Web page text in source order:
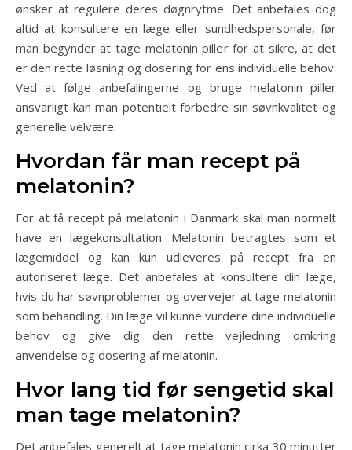
ønsker at regulere deres døgnrytme. Det anbefales dog
altid at konsultere en læge eller sundhedspersonale, før
man begynder at tage melatonin piller for at sikre, at det
er den rette løsning og dosering for ens individuelle behov.
Ved at følge anbefalingerne og bruge melatonin piller
ansvarligt kan man potentielt forbedre sin søvnkvalitet og
generelle velvære.
Hvordan får man recept på
melatonin?
For at få recept på melatonin i Danmark skal man normalt
have en lægekonsultation. Melatonin betragtes som et
lægemiddel og kan kun udleveres på recept fra en
autoriseret læge. Det anbefales at konsultere din læge,
hvis du har søvnproblemer og overvejer at tage melatonin
som behandling. Din læge vil kunne vurdere dine individuelle
behov og give dig den rette vejledning omkring
anvendelse og dosering af melatonin.
Hvor lang tid før sengetid skal
man tage melatonin?
Det anbefales generelt at tage melatonin cirka 30 minutter